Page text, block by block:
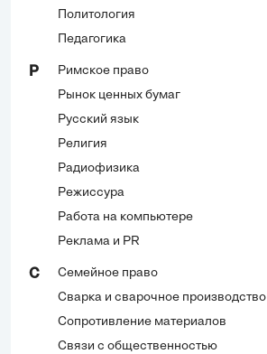
Политология
Педагогика
Р
Римское право
Рынок ценных бумаг
Русский язык
Религия
Радиофизика
Режиссура
Работа на компьютере
Реклама и PR
С
Семейное право
Сварка и сварочное производство
Сопротивление материалов
Связи с общественностью